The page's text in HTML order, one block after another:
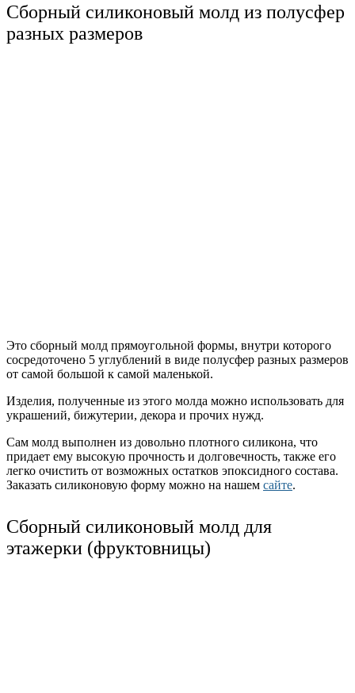
Сборный силиконовый молд из полусфер
разных размеров
Это сборный молд прямоугольной формы, внутри которого
сосредоточено 5 углублений в виде полусфер разных размеров
от самой большой к самой маленькой.
Изделия, полученные из этого молда можно использовать для
украшений, бижутерии, декора и прочих нужд.
Сам молд выполнен из довольно плотного силикона, что
придает ему высокую прочность и долговечность, также его
легко очистить от возможных остатков эпоксидного состава.
Заказать силиконовую форму можно на нашем сайте.
Сборный силиконовый молд для
этажерки (фруктовницы)